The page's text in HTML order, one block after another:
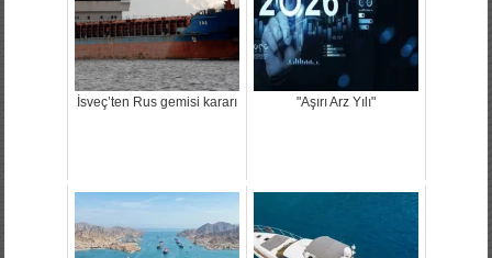
İsveç’ten Rus gemisi kararı "Aşırı Arz Yılı"